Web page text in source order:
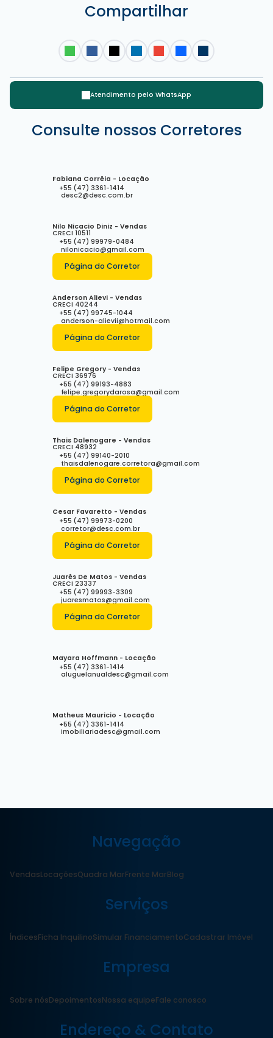
Catarina, Brasil
Compartilhar
Atendimento pelo WhatsApp
Consulte nossos Corretores
Fabiana Corrêia - Locação
+55 (47) 3361-1414
desc2@desc.com.br
Nilo Nicacio Diniz - Vendas
CRECI 10511
+55 (47) 99979-0484
nilonicacio@gmail.com
Página do Corretor
Anderson Alievi - Vendas
CRECI 40244
+55 (47) 99745-1044
anderson-alievii@hotmail.com
Página do Corretor
Felipe Gregory - Vendas
CRECI 36976
+55 (47) 99193-4883
felipe.gregorydarosa@gmail.com
Página do Corretor
Thais Dalenogare - Vendas
CRECI 48932
+55 (47) 99140-2010
thaisdalenogare.corretora@gmail.com
Página do Corretor
Cesar Favaretto - Vendas
+55 (47) 99973-0200
corretor@desc.com.br
Página do Corretor
Juarês De Matos - Vendas
CRECI 23337
+55 (47) 99993-3309
juaresmatos@gmail.com
Página do Corretor
Mayara Hoffmann - Locação
+55 (47) 3361-1414
aluguelanualdesc@gmail.com
Matheus Mauricio - Locação
+55 (47) 3361-1414
imobiliariadesc@gmail.com
Navegação
VendasLocaçõesQuadra MarFrente MarBlog
Serviços
ÍndicesFicha InquilinoSimular FinanciamentoCadastrar Imóvel
Empresa
Sobre nósDepoimentosNossa equipeFale conosco
Endereço & Contato